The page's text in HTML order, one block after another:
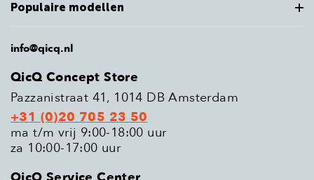
Populaire modellen
info@qicq.nl
QicQ Concept Store
Pazzanistraat 41, 1014 DB Amsterdam
+31 (0)20 705 23 50
ma t/m vrij 9:00-18:00 uur
za 10:00-17:00 uur